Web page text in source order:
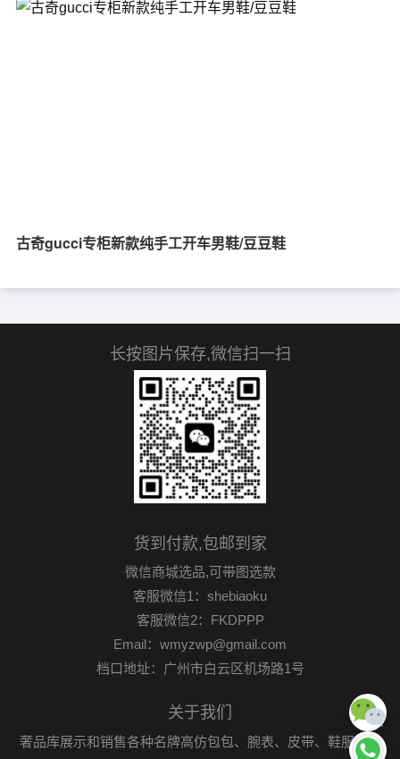
古奇gucci专柜新款纯手工开车男鞋/豆豆鞋
长按图片保存,微信扫一扫
货到付款,包邮到家
微信商城选品,可带图选款
客服微信1：shebiaoku
客服微信2：FKDPPP
Email：wmyzwp@gmail.com
档口地址：广州市白云区机场路1号
关于我们
奢品库展示和销售各种名牌高仿包包、腕表、皮带、鞋服首饰